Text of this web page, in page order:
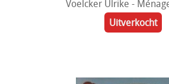
Voelcker Ulrike -
Uitverkocht